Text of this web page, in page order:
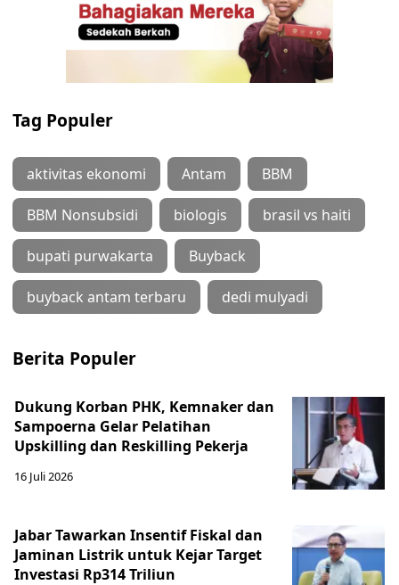
Tag Populer
aktivitas ekonomi Antam BBM
BBM Nonsubsidi biologis brasil vs haiti
bupati purwakarta Buyback
buyback antam terbaru dedi mulyadi
Berita Populer
Dukung Korban PHK, Kemnaker dan
Sampoerna Gelar Pelatihan
Upskilling dan Reskilling Pekerja
16 Juli 2026
Jabar Tawarkan Insentif Fiskal dan
Jaminan Listrik untuk Kejar Target
Investasi Rp314 Triliun